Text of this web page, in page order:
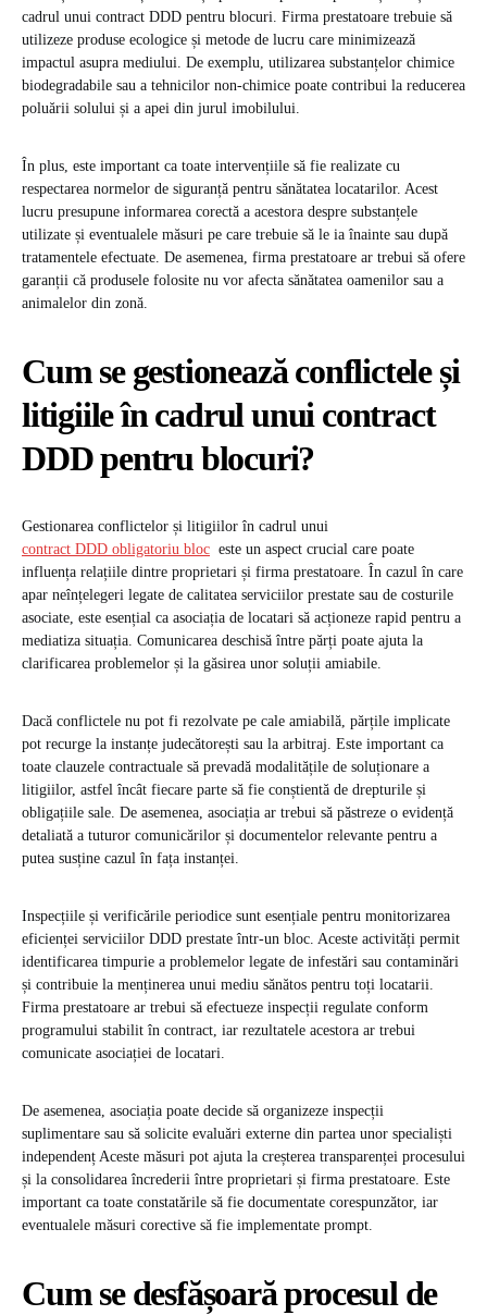
cadrul unui contract DDD pentru blocuri. Firma prestatoare trebuie să
utilizeze produse ecologice și metode de lucru care minimizează
impactul asupra mediului. De exemplu, utilizarea substanțelor chimice
biodegradabile sau a tehnicilor non-chimice poate contribui la reducerea
poluării solului și a apei din jurul imobilului.
În plus, este important ca toate intervențiile să fie realizate cu
respectarea normelor de siguranță pentru sănătatea locatarilor. Acest
lucru presupune informarea corectă a acestora despre substanțele
utilizate și eventualele măsuri pe care trebuie să le ia înainte sau după
tratamentele efectuate. De asemenea, firma prestatoare ar trebui să ofere
garanții că produsele folosite nu vor afecta sănătatea oamenilor sau a
animalelor din zonă.
Cum se gestionează conflictele și
litigiile în cadrul unui contract
DDD pentru blocuri?
Gestionarea conflictelor și litigiilor în cadrul unui
contract DDD obligatoriu bloc este un aspect crucial care poate
influența relațiile dintre proprietari și firma prestatoare. În cazul în care
apar neînțelegeri legate de calitatea serviciilor prestate sau de costurile
asociate, este esențial ca asociația de locatari să acționeze rapid pentru a
mediatiza situația. Comunicarea deschisă între părți poate ajuta la
clarificarea problemelor și la găsirea unor soluții amiabile.
Dacă conflictele nu pot fi rezolvate pe cale amiabilă, părțile implicate
pot recurge la instanțe judecătorești sau la arbitraj. Este important ca
toate clauzele contractuale să prevadă modalitățile de soluționare a
litigiilor, astfel încât fiecare parte să fie conștientă de drepturile și
obligațiile sale. De asemenea, asociația ar trebui să păstreze o evidență
detaliată a tuturor comunicărilor și documentelor relevante pentru a
putea susține cazul în fața instanței.
Inspecțiile și verificările periodice sunt esențiale pentru monitorizarea
eficienței serviciilor DDD prestate într-un bloc. Aceste activități permit
identificarea timpurie a problemelor legate de infestări sau contaminări
și contribuie la menținerea unui mediu sănătos pentru toți locatarii.
Firma prestatoare ar trebui să efectueze inspecții regulate conform
programului stabilit în contract, iar rezultatele acestora ar trebui
comunicate asociației de locatari.
De asemenea, asociația poate decide să organizeze inspecții
suplimentare sau să solicite evaluări externe din partea unor specialiști
independenț Aceste măsuri pot ajuta la creșterea transparenței procesului
și la consolidarea încrederii între proprietari și firma prestatoare. Este
important ca toate constatările să fie documentate corespunzător, iar
eventualele măsuri corective să fie implementate prompt.
Cum se desfășoară procesul de